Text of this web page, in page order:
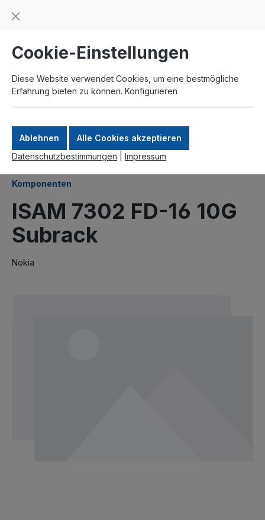
springen
Zahlung per Paypal
Komponenten
ISAM 7302 FD-16 10G
Subrack
Nokia
Cookie-Einstellungen
Diese Website verwendet Cookies, um eine bestmögliche
Erfahrung bieten zu können. Konfigurieren
Ablehnen
Alle Cookies akzeptieren
Datenschutzbestimmungen
Impressum